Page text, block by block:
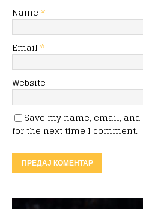
Name *
Email *
Website
Save my name, email,
for the next time I comment.